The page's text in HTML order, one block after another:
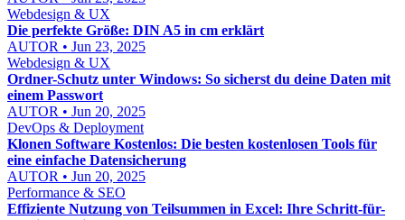
Webdesign & UX
Die perfekte Größe: DIN A5 in cm erklärt
AUTOR • Jun 23, 2025
Webdesign & UX
Ordner-Schutz unter Windows: So sicherst du deine Daten mit
einem Passwort
AUTOR • Jun 20, 2025
DevOps & Deployment
Klonen Software Kostenlos: Die besten kostenlosen Tools für
eine einfache Datensicherung
AUTOR • Jun 20, 2025
Performance & SEO
Effiziente Nutzung von Teilsummen in Excel: Ihre Schritt-für-